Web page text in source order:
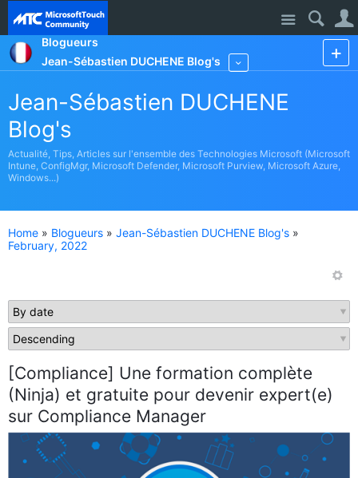
Site
Blogueurs
Jean-Sébastien DUCHENE Blog's
Jean-Sébastien DUCHENE
Blog's
Actualité, Tips, Articles sur l'ensemble des Technologies Microsoft (Microsoft
Intune, ConfigMgr, Microsoft Defender, Microsoft Purview, Microsoft Azure,
Windows...)
Home » Blogueurs » Jean-Sébastien DUCHENE Blog's »
February, 2022
[Compliance] Une formation complète
(Ninja) et gratuite pour devenir expert(e)
sur Compliance Manager